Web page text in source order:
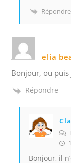
Répondre
elia
Bonjour, ou puis
Répondre
Bonjour, il